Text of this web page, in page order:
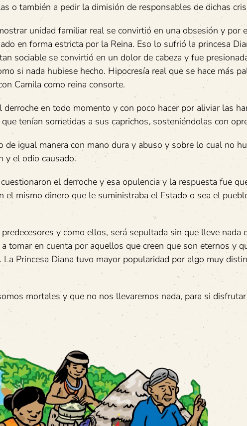
o también a pedir la dimisión de responsables de dichas
unidad familiar real se convirtió en una obsesión y por
en forma estricta por la Reina. Eso lo sufrió la princesa
sociable se convirtió en un dolor de cabeza y fue
si nada hubiese hecho. Hipocresía real que se hace más
Camila como reina consorte.
en todo momento y con poco hacer por aliviar las
tenían sometidas a sus caprichos, sosteniéndolas con
de igual manera con mano dura y abuso y sobre lo cual no
y el odio causado.
el derroche y esa opulencia y la respuesta fue
el mismo dinero que le suministraba el Estado o sea el
y como ellos, será sepultada sin que lleve nada
tomar en cuenta por aquellos que creen que son eternos y
Princesa Diana tuvo mayor popularidad por algo muy
mortales y que no nos llevaremos nada, para si